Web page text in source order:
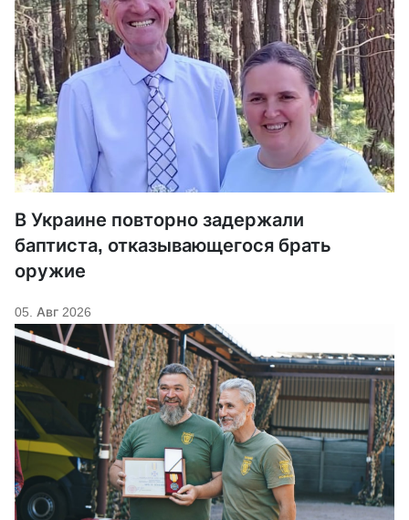
В Украине повторно задержали
баптиста, отказывающегося брать
оружие
05. Авг 2026